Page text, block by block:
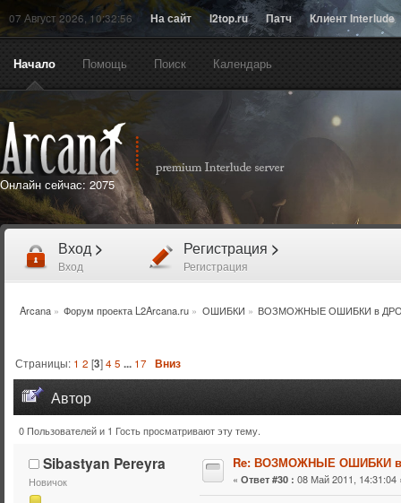
07 Август 2026, 10:32:56 На сайт l2top.ru Патч Клиент Interlude
Начало Помощь Поиск Календарь
Онлайн сейчас: 2075
Вход >
Вход
Регистрация >
Регистрация
Arcana» Форум проекта L2Arcana.ru » ОШИБКИ » ВОЗМОЖНЫЕ ОШИБКИ в
Страницы: 1 2 [3]4 5 ... 17 Вниз
Автор
Тема: ВОЗМОЖНЫЕ ОШИБКИ в ДРОПЕ\СПОЙЛЕ
0 Пользователей и 1 Гость просматривают эту тему.
Sibastyan Pereyra
Новичок
Re: ВОЗМОЖНЫЕ ОШИБКИ
« Ответ #30 : 08 Май 2011, 14:31:04